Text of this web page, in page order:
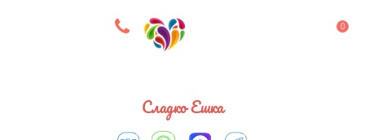
8 927 083 33 05 0
Сладко Ешка